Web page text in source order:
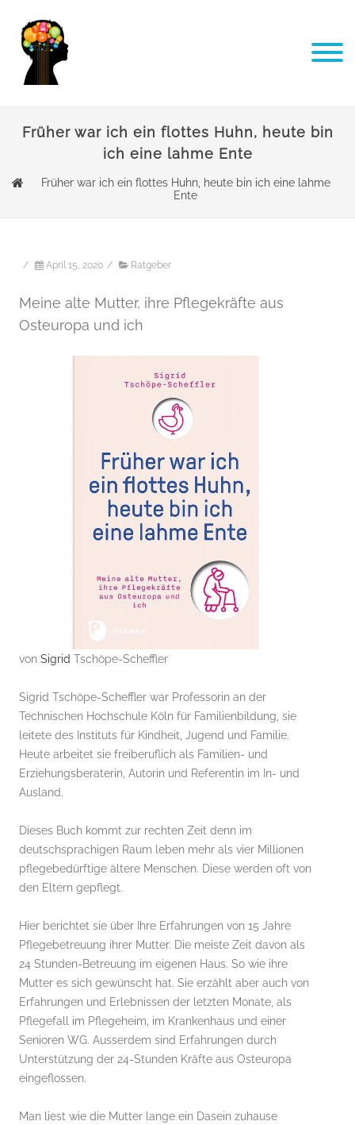
Früher war ich ein flottes Huhn, heute bin
ich eine lahme Ente
Früher war ich ein flottes Huhn, heute bin ich eine lahme
Ente
/ April 15, 2020 / Ratgeber
Meine alte Mutter, ihre Pflegekräfte aus
Osteuropa und ich
von Sigrid Tschöpe-Scheffler
Sigrid Tschöpe-Scheffler war Professorin an der
Technischen Hochschule Köln für Familienbildung, sie
leitete des Instituts für Kindheit, Jugend und Familie.
Heute arbeitet sie freiberuflich als Familien- und
Erziehungsberaterin, Autorin und Referentin im In- und
Ausland.
Dieses Buch kommt zur rechten Zeit denn im
deutschsprachigen Raum leben mehr als vier Millionen
pflegebedürftige ältere Menschen. Diese werden oft von
den Eltern gepflegt.
Hier berichtet sie über Ihre Erfahrungen von 15 Jahre
Pflegebetreuung ihrer Mutter. Die meiste Zeit davon als
24 Stunden-Betreuung im eigenen Haus. So wie ihre
Mutter es sich gewünscht hat. Sie erzählt aber auch von
Erfahrungen und Erlebnissen der letzten Monate, als
Pflegefall im Pflegeheim, im Krankenhaus und einer
Senioren WG. Ausserdem sind Erfahrungen durch
Unterstützung der 24-Stunden Kräfte aus Osteuropa
eingeflossen.
Man liest wie die Mutter lange ein Dasein zuhause